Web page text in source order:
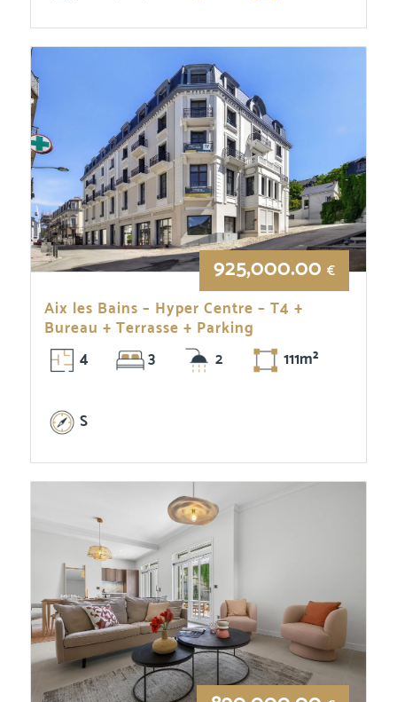
925,000.00€
Aix les Bains – Hyper Centre – T4 +
Bureau + Terrasse + Parking
4
3 2 111m²
S